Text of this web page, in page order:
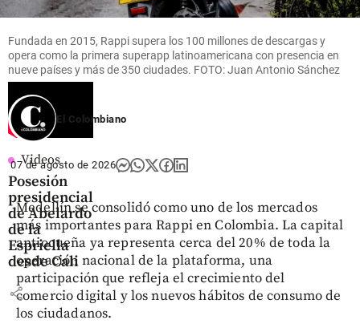
Videos
Posesión
presidencial
de Abelardo
de la
Espriella
desde Cali
share
Fundada en 2015, Rappi supera los 100 millones de descargas y
opera como la primera superapp latinoamericana con presencia en
nueve países y más de 350 ciudades. FOTO: Juan Antonio Sánchez
El Colombiano
07 de agosto de 2026
Medellín se consolidó como uno de los mercados
más importantes para Rappi en Colombia. La capital
antioqueña ya representa cerca del 20% de toda la
operación nacional de la plataforma, una
participación que refleja el crecimiento del
comercio digital y los nuevos hábitos de consumo de
los ciudadanos.